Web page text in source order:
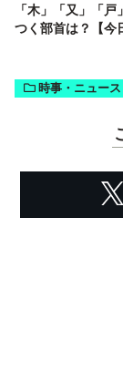
「木」「又」「
つく部首は？【今
時事・ニュース